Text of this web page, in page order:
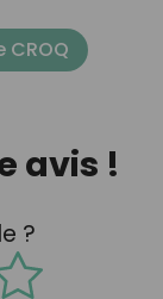
avis !
?